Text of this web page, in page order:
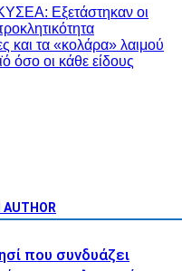
Εξετάστηκαν οι
και τα «κολάρα» λαιμού
όσο οι κάθε είδους
AUTHOR
που συνδυάζει